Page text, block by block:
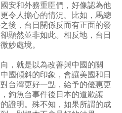
安和外務重臣們，好像認為他
令人擔心的情況。比如，馬總
後，台日關係反而有正面的發
顯然並非如此。相反地，台日
妙處境。
，就是以為改善與中國的關
國傾斜的印象，會讓美國和日
台灣更好一點，給予的優惠更
釣魚台事件後日本的道歉讓
證明。殊不知，如果所謂的成